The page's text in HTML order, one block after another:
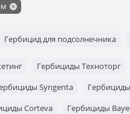
Гербицид для подсолнечника
Гербициды Техноторг
Syngenta
Corteva Гербициды